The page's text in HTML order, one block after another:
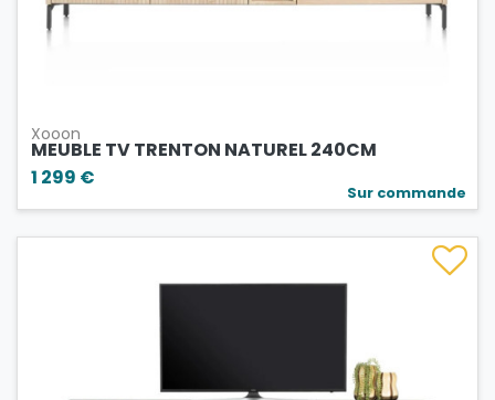
Xooon
MEUBLE TV TRENTON NATUREL 240CM
1 299 €
Sur commande